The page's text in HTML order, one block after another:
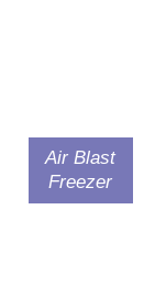
Air Blast
Freezer